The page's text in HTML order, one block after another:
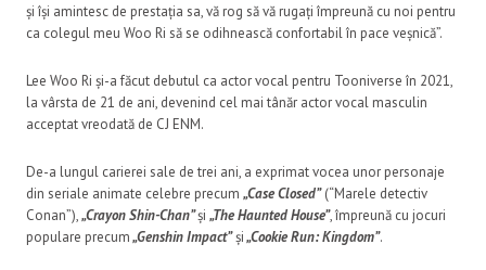
și își amintesc de prestația sa, vă rog să vă rugați împreună cu noi pentru
ca colegul meu Woo Ri să se odihnească confortabil în pace veșnică”.
Lee Woo Ri și-a făcut debutul ca actor vocal pentru Tooniverse în 2021,
la vârsta de 21 de ani, devenind cel mai tânăr actor vocal masculin
acceptat vreodată de CJ ENM.
De-a lungul carierei sale de trei ani, a exprimat vocea unor personaje
din seriale animate celebre precum „Case Closed”(“Marele detectiv
Conan”),„Crayon Shin-Chan”și „The Haunted House”, împreună cu jocuri
populare precum„Genshin Impact”și„Cookie Run: Kingdom”.